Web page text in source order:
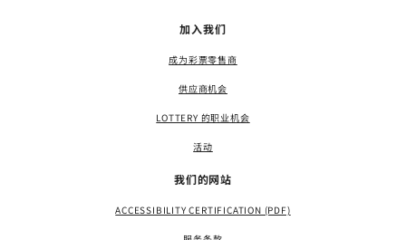
加入我们
成为彩票零售商
供应商机会
LOTTERY 的职业机会
活动
我们的网站
ACCESSIBILITY CERTIFICATION (PDF)